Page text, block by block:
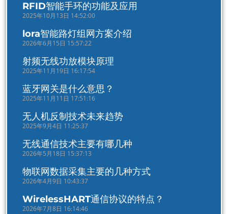
RFID智能手环的功能及应用
2025年10月13日 14:52:00
lora智能路灯组网方案介绍
2026年6月15日 15:57:22
射频无线功放模块原理
2025年11月19日 16:17:54
蓝牙网关是什么意思？
2025年11月11日 17:51:16
无人机反制技术未来趋势
2025年9月4日 11:25:37
无线通信技术主要有哪几种
2026年5月18日 15:37:13
物联网数据采集主要的几种方式
2026年4月9日 10:43:37
WirelessHART通信协议的特点？
2026年7月8日 16:14:46